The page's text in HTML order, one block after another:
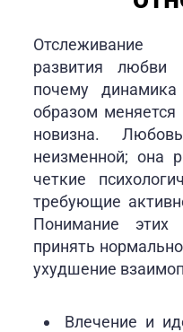
Отслеживание
развития любви
почему
образом меняется
новизна.
неизменной; она
четкие
требующие
Понимание этих
принять
ухудшение
Влечение и